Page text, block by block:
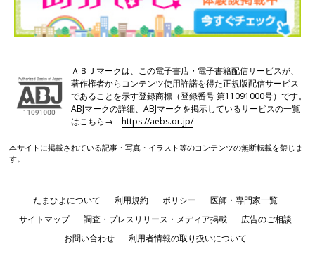
ＡＢＪマークは、この電子書店・電子書籍配信サービスが、
著作権者からコンテンツ使用許諾を得た正規版配信サービス
であることを示す登録商標（登録番号 第11091000号）です。
ABJマークの詳細、ABJマークを掲示しているサービスの一覧
はこちら→https://aebs.or.jp/
本サイトに掲載されている記事・写真・イラスト等のコンテンツの無断転載を禁じま
す。
たまひよについて 利用規約 ポリシー
医師・専門家一覧
サイトマップ
調査・プレスリリース・メディア掲載
広告のご相談
お問い合わせ
利用者情報の取り扱いについて